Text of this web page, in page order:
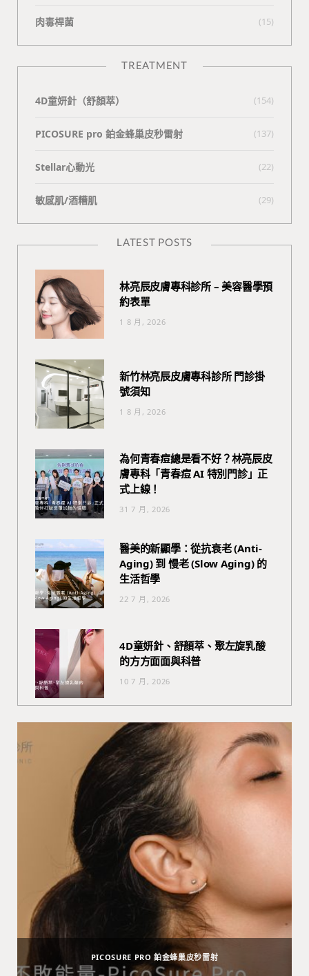
肉毒桿菌 (15)
TREATMENT
4D童妍針（舒顏萃） (154)
PICOSURE pro 鉑金蜂巢皮秒雷射 (137)
Stellar心動光 (22)
敏感肌/酒糟肌 (29)
LATEST POSTS
林亮辰皮膚專科診所 – 美容醫學預
約表單
1 8 月, 2026
新竹林亮辰皮膚專科診所 門診掛
號須知
1 8 月, 2026
為何青春痘總是看不好？林亮辰皮
膚專科「青春痘 AI 特別門診」正
式上線！
31 7 月, 2026
醫美的新顯學：從抗衰老 (Anti-
Aging) 到 慢老 (Slow Aging) 的
生活哲學
22 7 月, 2026
4D童妍針、舒顏萃、聚左旋乳酸
的方方面面與科普
10 7 月, 2026
PICOSURE PRO 鉑金蜂巢皮秒雷射